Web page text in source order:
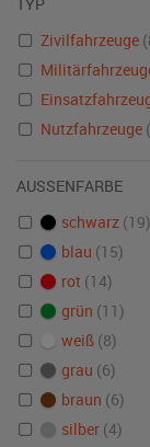
Zivilfahrzeuge
Nutzfahrzeuge
AUSSENFARBE
schwarz (19)
blau (15)
rot (14)
grün (11)
weiß (8)
grau (6)
braun (6)
silber (4)